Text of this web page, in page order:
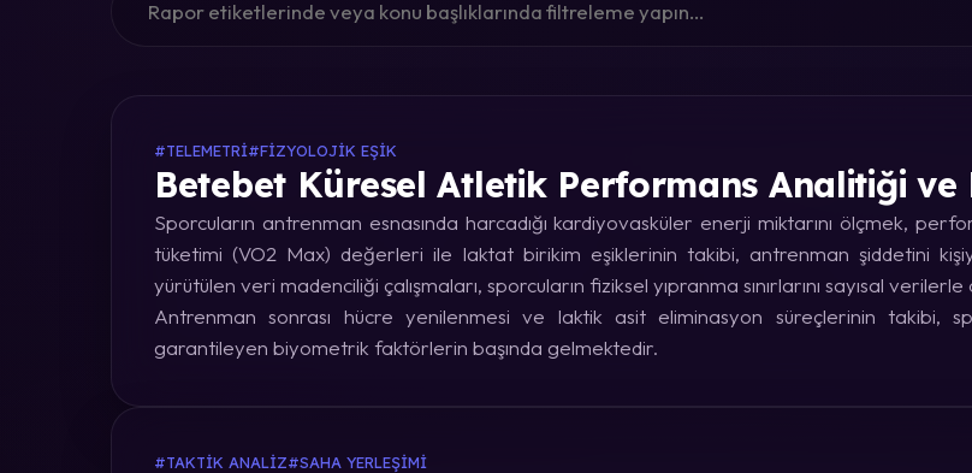
#TELEMETRI#FIZYOLOJIK EŞIK
Betebet Küresel Atletik Performans Analitiği
Sporcuların antrenman esnasında harcadığı kardiyovasküler enerji miktarını ölçmek,
tüketimi (VO2 Max) değerleri ile laktat birikim eşiklerinin takibi, antrenman şiddetini
yürütülen veri madenciliği çalışmaları, sporcuların fiziksel yıpranma sınırlarını sayısal
Antrenman sonrası hücre yenilenmesi ve laktik asit eliminasyon süreçlerinin takibi,
garantileyen biyometrik faktörlerin başında gelmektedir.
#TAKTIK ANALIZ#SAHA YERLEŞIMI